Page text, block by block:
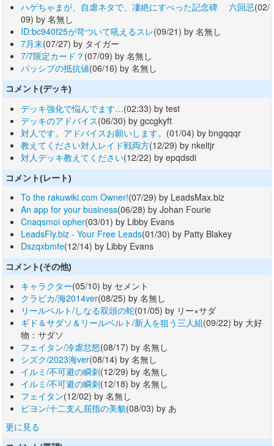
ハゲちゃまが、自虐ネタで、凄絶にすべった記念碑 六回忌(02/
09) by 名無し
ID:bc940f25が苛ついて吼えるスレ(09/21) by 名無し
7月末(07/27) by タイガー
7/7限定カード？ (07/09) by 名無し
パッシブの抵抗値(06/16) by 名無し
コメント(デッキ)
デッキ強化で悩んでます…(02:33) by test
デッキのアドバイス(06/30) by gccgkyft
対人です。アドバイスお願いします。 (01/04) by bngqqqr
教えてください対人レイド戦両方(12/29) by nkeltjr
対人デッキ教えてください(12/22) by epqdsdi
コメント(レート)
To the rakuwiki.com Owner!(07/29) by LeadsMax.biz
An app for your business(06/28) by Johan Fourie
Cnaqsmoi opher(03/01) by Libby Evans
LeadsFly.biz - Your Free Leads(01/30) by Patty Blakey
Dszqxbmfe(12/14) by Libby Evans
コメント(その他)
キャラクター(05/10) by セメント
クラピカ/海2014ver(08/25) by 名無し
リールベルト/しなる双頭の蛇(01/05) by リー×サダ
ギド＆サダソ＆リールベルト/新人を狙う三人組(09/22) by 大好
物：サダソ
フェイタン/冷虐忿怒(08/17) by 名無し
シズク/2023海ver(08/14) by 名無し
イルミ/不可避の瞬刺(12/29) by 名無し
イルミ/不可避の瞬刺(12/18) by 名無し
フェイタン(12/02) by 名無し
ピヨン/十二支ん屈指の美貌(08/03) by あ
更に見る